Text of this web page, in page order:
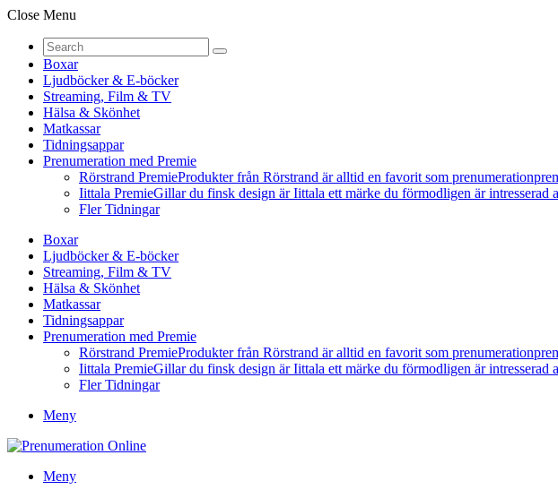
Close Menu
Boxar
Ljudböcker & E-böcker
Streaming, Film & TV
Hälsa & Skönhet
Matkassar
Tidningsappar
Prenumeration med Premie
Rörstrand PremieProdukter från Rörstrand är alltid en favorit som
Iittala PremieGillar du finsk design är Iittala ett märke du förmodligen är intresserad
Fler Tidningar
Boxar
Ljudböcker & E-böcker
Streaming, Film & TV
Hälsa & Skönhet
Matkassar
Tidningsappar
Prenumeration med Premie
Rörstrand PremieProdukter från Rörstrand är alltid en favorit som
Iittala PremieGillar du finsk design är Iittala ett märke du förmodligen är intresserad
Fler Tidningar
Meny
Meny